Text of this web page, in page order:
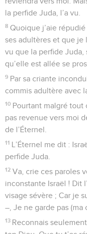
la perfide Juda, l’a vu.
8 Quoique j’aie
ses adultères et que je
vu que la perfide Juda,
qu’elle est allée se
9 Par sa criante
commis adultère avec
10 Pourtant malgré tout
pas revenue vers moi
de l’Éternel.
11 L’Éternel me dit :
perfide Juda.
12 Va, crie ces paroles
inconstante Israël ! Dit
visage sévère ; Car je
–, Je ne garde pas (ma
13 Reconnais